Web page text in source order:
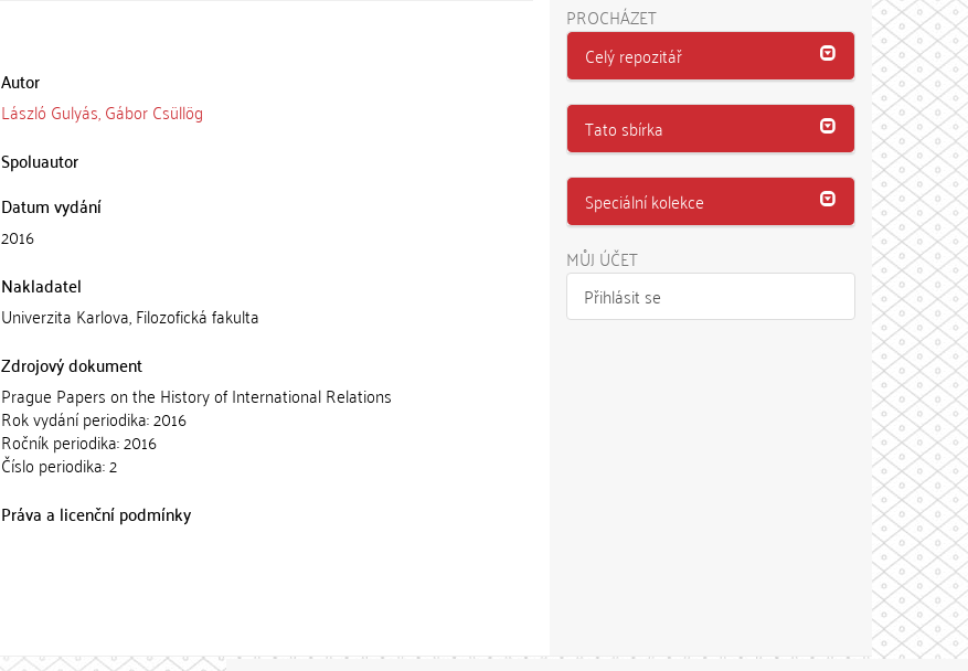
Autor
László Gulyás, Gábor Csüllög
Spoluautor
Datum vydání
2016
Nakladatel
Univerzita Karlova, Filozofická fakulta
Zdrojový dokument
Prague Papers on the History of International Relations
Rok vydání periodika: 2016
Ročník periodika: 2016
Číslo periodika: 2
Práva a licenční podmínky
PROCHÁZET
Celý repozitář
Tato sbírka
Speciální kolekce
MŮJ ÚČET
Přihlásit se